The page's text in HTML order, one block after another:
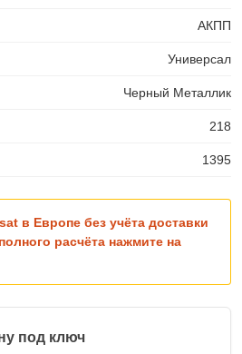
АКПП
Универсал
Черный Металлик
218
1395
в Европе без учёта доставки
расчёта нажмите на
под ключ